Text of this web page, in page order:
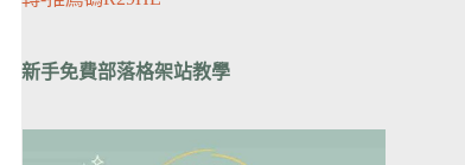
新手免費部落格架站教學